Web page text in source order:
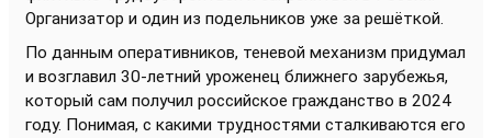
Организатор и один из подельников уже за решёткой.
По данным оперативников, теневой механизм придумал
и возглавил 30-летний уроженец ближнего зарубежья,
который сам получил российское гражданство в 2024
году. Понимая, с какими трудностями сталкиваются его